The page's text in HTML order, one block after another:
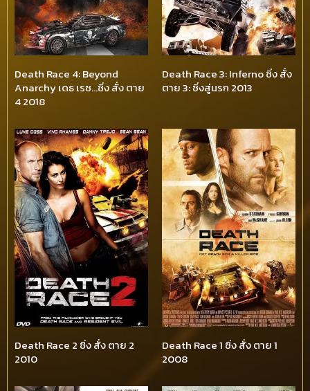
Death Race 4: Beyond
Anarchy เดธ เรซ…ซิ่ง สั่ง ตาย
4 2018
Death Race 3: Inferno ซิ่ง สั่ง
ตาย 3: ซิ่งสู่นรก 2013
Death Race 2 ซิ่ง สั่ง ตาย 2
2010
Death Race 1 ซิ่ง สั่ง ตาย 1
2008